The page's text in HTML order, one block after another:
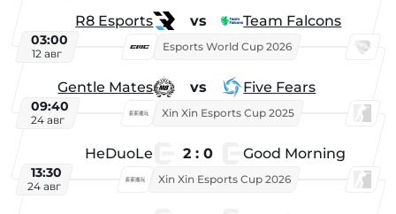
R8 Esports vs Team Falcons
03:00
12 авг
Esports World Cup 2026
Gentle Mates vs Five Fears
09:40
24 авг
Xin Xin Esports Cup 2025
HeDuoLe 2 : 0 Good Morning
13:30
24 авг
Xin Xin Esports Cup 2026